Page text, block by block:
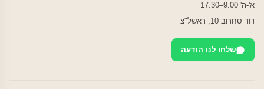
א'-ה' 9:00–17:30
דוד סחרוב 10, ראשל"צ
שלחו לנו הודעה